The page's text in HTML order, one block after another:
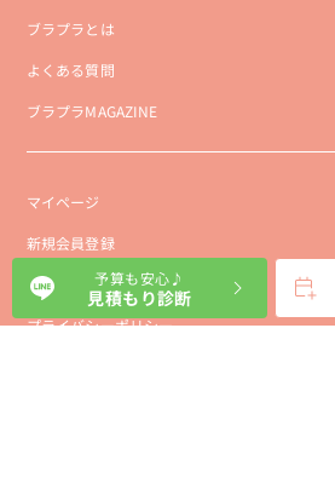
ブラプラとは
よくある質問
ブラプラMAGAZINE
マイページ
新規会員登録
会社概要
プライバシーポリシー
予算も安心♪
見積もり診断